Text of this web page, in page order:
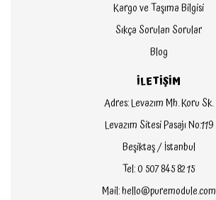
Kargo ve Taşıma Bilgisi
Sıkça Sorulan Sorular
Blog
İLETİŞİM
Adres: Levazım Mh. Koru Sk.
Levazım Sitesi Pasajı No:119
Beşiktaş / İstanbul
Tel: 0 507 845 82 15
Mail: hello@puremodule.com